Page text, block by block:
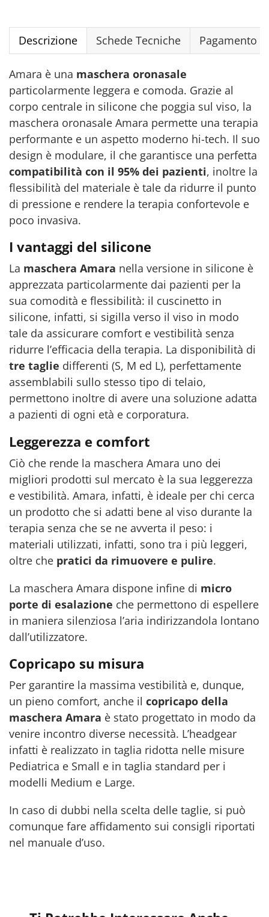
Descrizione Schede Tecniche Pagamento
Amara è una maschera oronasale
particolarmente leggera e comoda. Grazie al
corpo centrale in silicone che poggia sul viso, la
maschera oronasale Amara permette una terapia
performante e un aspetto moderno hi-tech. Il suo
design è modulare, il che garantisce una perfetta
compatibilità con il 95% dei pazienti, inoltre la
flessibilità del materiale è tale da ridurre il punto
di pressione e rendere la terapia confortevole e
poco invasiva.
I vantaggi del silicone
La maschera Amara nella versione in silicone è
apprezzata particolarmente dai pazienti per la
sua comodità e flessibilità: il cuscinetto in
silicone, infatti, si sigilla verso il viso in modo
tale da assicurare comfort e vestibilità senza
ridurre l’efficacia della terapia. La disponibilità di
tre taglie differenti (S, M ed L), perfettamente
assemblabili sullo stesso tipo di telaio,
permettono inoltre di avere una soluzione adatta
a pazienti di ogni età e corporatura.
Leggerezza e comfort
Ciò che rende la maschera Amara uno dei
migliori prodotti sul mercato è la sua leggerezza
e vestibilità. Amara, infatti, è ideale per chi cerca
un prodotto che si adatti bene al viso durante la
terapia senza che se ne avverta il peso: i
materiali utilizzati, infatti, sono tra i più leggeri,
oltre che pratici da rimuovere e pulire.
La maschera Amara dispone infine di micro
porte di esalazione che permettono di espellere
in maniera silenziosa l’aria indirizzandola lontano
dall’utilizzatore.
Copricapo su misura
Per garantire la massima vestibilità e, dunque,
un pieno comfort, anche il copricapo della
maschera Amara è stato progettato in modo da
venire incontro diverse necessità. L’headgear
infatti è realizzato in taglia ridotta nelle misure
Pediatrica e Small e in taglia standard per i
modelli Medium e Large.
In caso di dubbi nella scelta delle taglie, si può
comunque fare affidamento sui consigli riportati
nel manuale d’uso.